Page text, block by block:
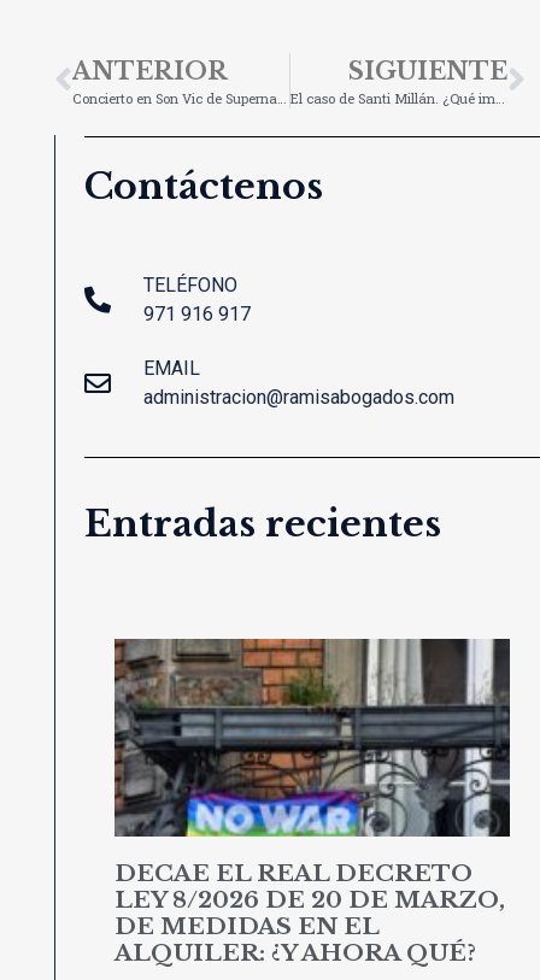
ANTERIOR SIGUIENTE
Contáctenos
TELÉFONO
971 916 917
EMAIL
administracion@ramisabogados.com
Entradas recientes
DECAE EL REAL DECRETO
LEY 8/2026 DE 20 DE MARZO,
DE MEDIDAS EN EL
ALQUILER: ¿Y AHORA QUÉ?